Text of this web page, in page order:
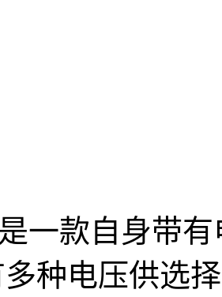
是一款自身带
种电压供选